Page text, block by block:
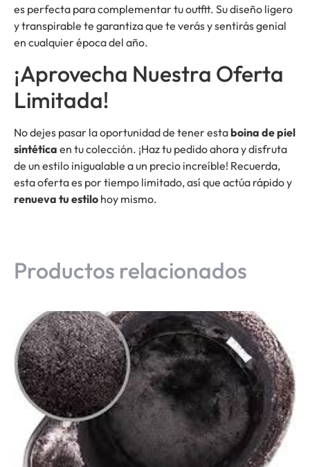
es perfecta para complementar tu outfit. Su diseño ligero
y transpirable te garantiza que te verás y sentirás genial
en cualquier época del año.
¡Aprovecha Nuestra Oferta
Limitada!
No dejes pasar la oportunidad de tener estaboina de piel
sintética en tu colección. ¡Haz tu pedido ahora y disfruta
de un estilo inigualable a un precio increíble! Recuerda,
esta oferta es por tiempo limitado, así que actúa rápido y
renueva tu estilo hoy mismo.
Productos relacionados